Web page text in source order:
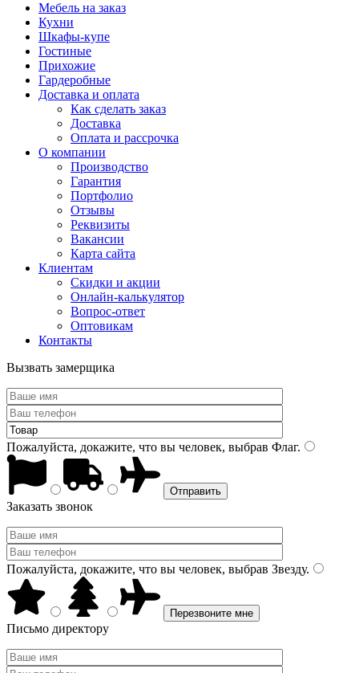
Мебель на заказ
Кухни
Шкафы-купе
Гостиные
Прихожие
Гардеробные
Доставка и оплата
Как сделать заказ
Доставка
Оплата и рассрочка
О компании
Производство
Гарантия
Портфолио
Отзывы
Реквизиты
Вакансии
Карта сайта
Клиентам
Скидки и акции
Онлайн-калькулятор
Вопрос-ответ
Оптовикам
Контакты
Вызвать замерщика
Пожалуйста, докажите, что вы человек, выбрав Флаг.
Заказать звонок
Пожалуйста, докажите, что вы человек, выбрав Звезду.
Письмо директору